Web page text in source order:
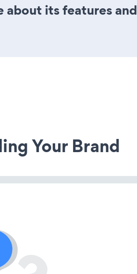
about its features and
Your Brand